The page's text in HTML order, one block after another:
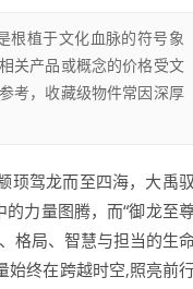
根植于文化血脉的符号象
关产品或概念的价格受文
考，收藏级物件常因深厚
顼驾龙而至四海，大禹驭
力量图腾，而“御龙至
格局、智慧与担当的生
始终在跨越时空,照亮前